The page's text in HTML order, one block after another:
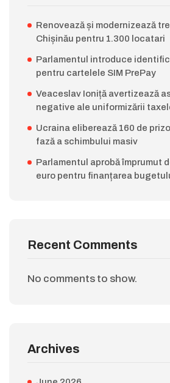
Renovează și modernizează
Chișinău pentru 1.300 locatari
Parlamentul introduce
pentru cartelele SIM PrePay
Veaceslav Ioniță avertizează
negative ale uniformizării
Ucraina eliberează 160 de
fază a schimbului masiv
Parlamentul aprobă împrumut
euro pentru finanțarea
Recent Comments
No comments to show.
Archives